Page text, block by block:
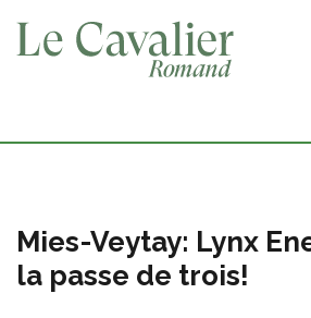
Mies-Veytay: Lynx
la passe de trois!